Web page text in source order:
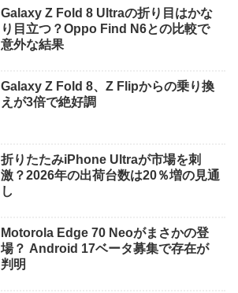
Galaxy Z Fold 8 Ultraの折り目はかな
り目立つ？Oppo Find N6との比較で
意外な結果
Galaxy Z Fold 8、Z Flipからの乗り換
えが3倍で絶好調
折りたたみiPhone Ultraが市場を刺
激？2026年の出荷台数は20％増の見通
し
Motorola Edge 70 Neoがまさかの登
場？ Android 17ベータ募集で存在が
判明